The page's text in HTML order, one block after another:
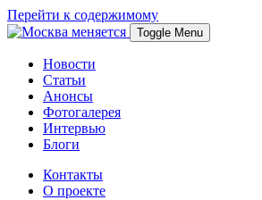
Перейти к содержимому
Toggle Menu
Новости
Статьи
Анонсы
Фотогалерея
Интервью
Блоги
Контакты
О проекте